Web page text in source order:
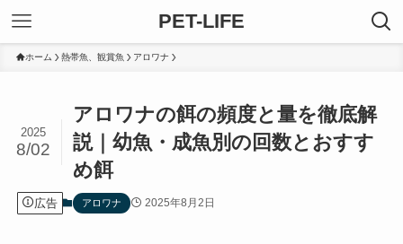
PET-LIFE
ホーム 熱帯魚、観賞魚 アロワナ
アロワナの餌の頻度と量を徹底解
説｜幼魚・成魚別の回数とおすす
め餌
2025
8/02
広告 アロワナ 2025年8月2日